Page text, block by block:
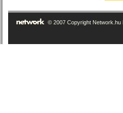
© 2007 Copyright Network.hu